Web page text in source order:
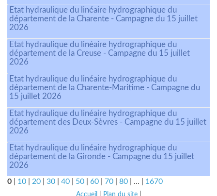
Etat hydraulique du linéaire hydrographique du
département de la Charente - Campagne du 15 juillet
2026
Etat hydraulique du linéaire hydrographique du
département de la Creuse - Campagne du 15 juillet
2026
Etat hydraulique du linéaire hydrographique du
département de la Charente-Maritime - Campagne du
15 juillet 2026
Etat hydraulique du linéaire hydrographique du
département des Deux-Sèvres - Campagne du 15 juillet
2026
Etat hydraulique du linéaire hydrographique du
département de la Gironde - Campagne du 15 juillet
2026
0 10 20 30 40 50 60 70 80 ... 1670
Accueil Plan du site|